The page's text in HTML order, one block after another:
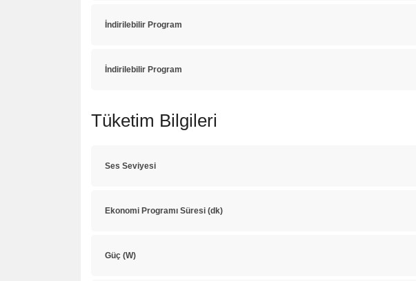
İndirilebilir Program
İndirilebilir Program
Tüketim Bilgileri
Ses Seviyesi
Ekonomi Programı Süresi (dk)
Güç (W)